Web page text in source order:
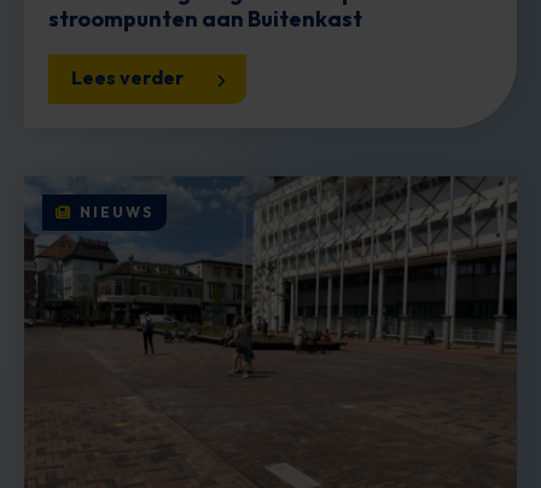
stroompunten aan Buitenkast
Lees verder
NIEUWS